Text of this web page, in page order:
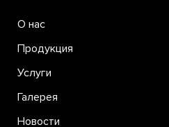
О нас
Продукция
Услуги
Галерея
Новости